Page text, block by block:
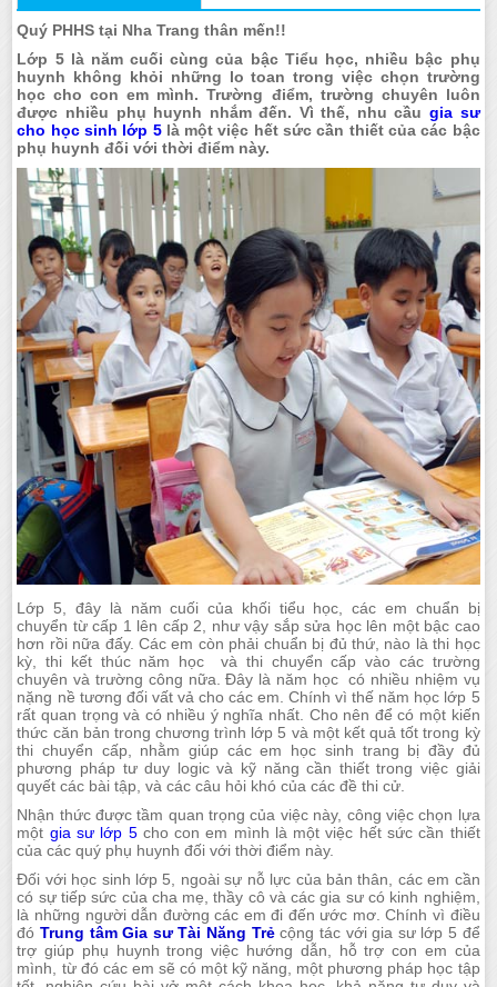
Quý PHHS tại Nha Trang thân mến!!
Lớp 5 là năm cuối cùng của bậc Tiểu học, nhiều bậc phụ
huynh không khỏi những lo toan trong việc chọn trường
học cho con em mình. Trường điểm, trường chuyên luôn
được nhiều phụ huynh nhắm đến. Vì thế, nhu cầu gia sư
cho học sinh lớp 5là một việc hết sức cần thiết của các bậc
phụ huynh đối với thời điểm này.
Lớp 5, đây là năm cuối của khối tiểu học, các em chuẩn bị
chuyển từ cấp 1 lên cấp 2, như vậy sắp sửa học lên một bậc cao
hơn rồi nữa đấy. Các em còn phải chuẩn bị đủ thứ, nào là thi học
kỳ, thi kết thúc năm học và thi chuyển cấp vào các trường
chuyên và trường công nữa. Đây là năm học có nhiều nhiệm vụ
nặng nề tương đối vất vả cho các em. Chính vì thế năm học lớp 5
rất quan trọng và có nhiều ý nghĩa nhất. Cho nên để có một kiến
thức căn bản trong chương trình lớp 5 và một kết quả tốt trong kỳ
thi chuyển cấp, nhằm giúp các em học sinh trang bị đầy đủ
phương pháp tư duy logic và kỹ năng cần thiết trong việc giải
quyết các bài tập, và các câu hỏi khó của các đề thi cử.
Nhận thức được tầm quan trọng của việc này, công việc chọn lựa
một gia sư lớp 5cho con em mình là một việc hết sức cần thiết
của các quý phụ huynh đối với thời điểm này.
Đối với học sinh lớp 5, ngoài sự nỗ lực của bản thân, các em cần
có sự tiếp sức của cha mẹ, thầy cô và các gia sư có kinh nghiệm,
là những người dẫn đường các em đi đến ước mơ. Chính vì điều
đóTrung tâm Gia sư Tài Năng Trẻcộng tác với gia sư lớp 5 để
trợ giúp phụ huynh trong việc hướng dẫn, hỗ trợ con em của
mình, từ đó các em sẽ có một kỹ năng, một phương pháp học tập